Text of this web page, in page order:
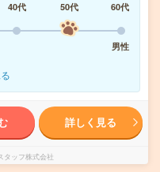
40代 50代
60代
男性
詳しく見る
タッフ株式会社